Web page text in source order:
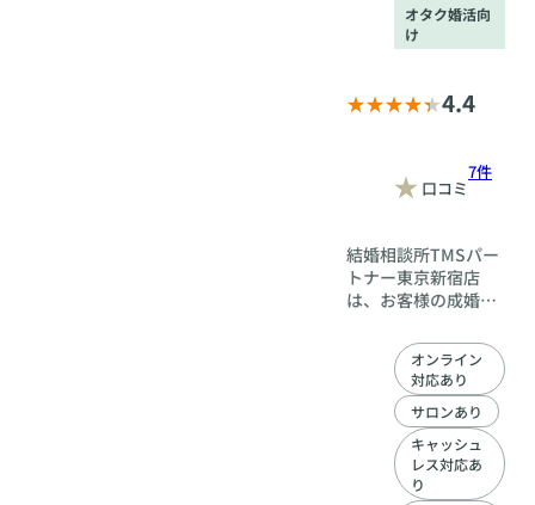
オタク婚活向
け
4.4
口コミ
7件
結婚相談所TMSパー
トナー東京新宿店
は、お客様の成婚を
ら婚約に至るまで、
フルサポート。20代
30代40代50代の方に
おすすめの結婚相談
所です。お客様を成
婚まで導きます。
オンライン
対応あり
サロンあり
キャッシュ
レス対応あ
り